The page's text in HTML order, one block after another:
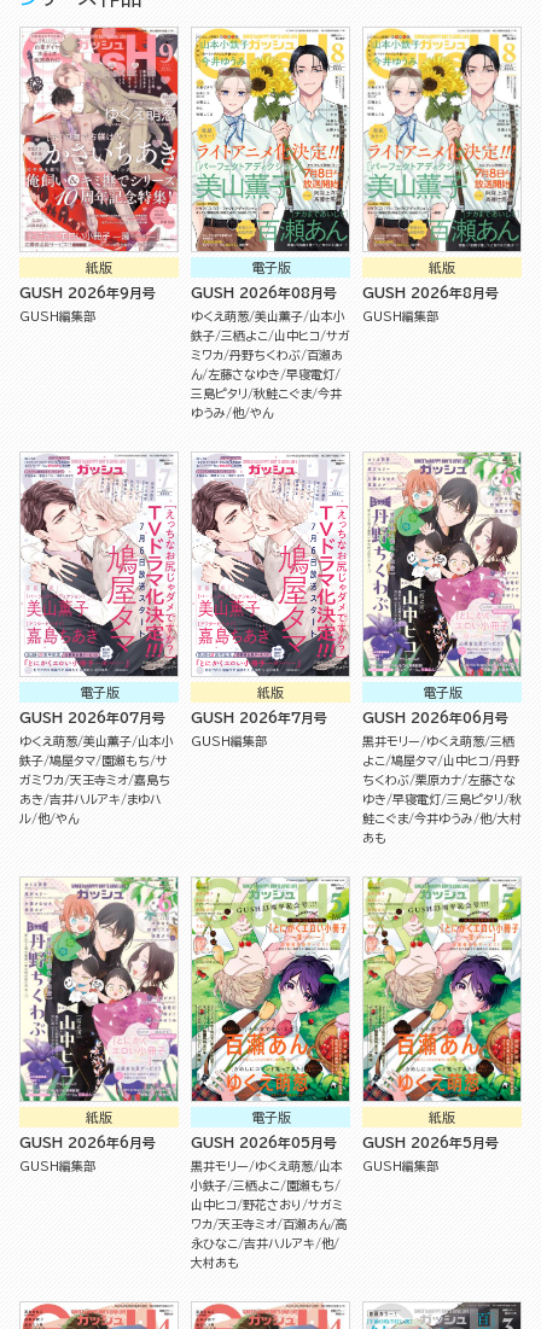
紙版
GUSH 2026年9月号
GUSH編集部
電子版
GUSH 2026年08月号
ゆくえ萌葱 美山薫子 山本小
鉄子 三栖よこ 山中ヒコ サガ
ミワカ 丹野ちくわぶ 百瀬あ
ん 左藤さなゆき 早寝電灯
三島ピタリ 秋鮭こぐま 今井
ゆうみ 他 やん
紙版
GUSH 2026年8月号
GUSH編集部
電子版
GUSH 2026年07月号
ゆくえ萌葱 美山薫子 山本小
鉄子 鳩屋タマ 園瀬もち サ
ガミワカ 天王寺ミオ 嘉島ち
あき 吉井ハルアキ
まゆハ
ル 他 やん
紙版
GUSH 2026年7月号
GUSH編集部
電子版
GUSH 2026年06月号
黒井モリー ゆくえ萌葱 三栖
よこ 鳩屋タマ 山中ヒコ 丹野
ちくわぶ 栗原カナ 左藤さな
ゆき 早寝電灯 三島ピタリ 秋
鮭こぐま 今井ゆうみ 他 大村
あも
紙版
GUSH 2026年6月号
GUSH編集部
電子版
GUSH 2026年05月号
黒井モリー ゆくえ萌葱 山本
小鉄子 三栖よこ
園瀬もち
山中ヒコ 野花さおり
サガミ
ワカ 天王寺ミオ 百瀬あん 高
永ひなこ 吉井ハルアキ 他
大村あも
紙版
GUSH 2026年5月号
GUSH編集部